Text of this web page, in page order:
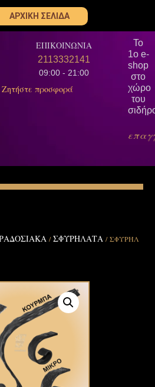
ΑΡΧΙΚΗ ΣΕΛΙΔΑ
ΕΠΙΚΟΙΝΩΝΙΑ
2113332141
09:00 - 21:00
Ζητήστε προσφορά
Το
1ο e-
shop
στο
χώρο
του
/ΣΦΥΡΗΛΑΤΑ / ΣΦΥΡΗΛ